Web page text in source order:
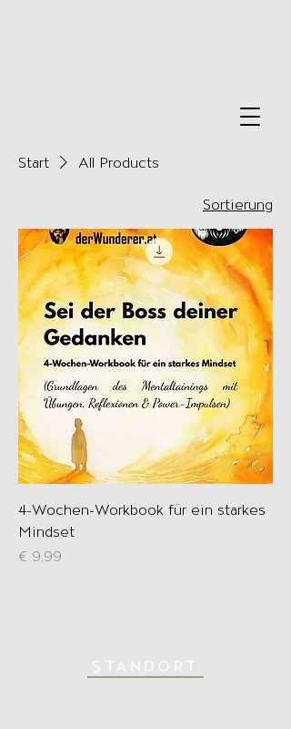
Start All Products
Sortierung
4-Wochen-Workbook für ein starkes
Mindset
Preis
€ 9,99